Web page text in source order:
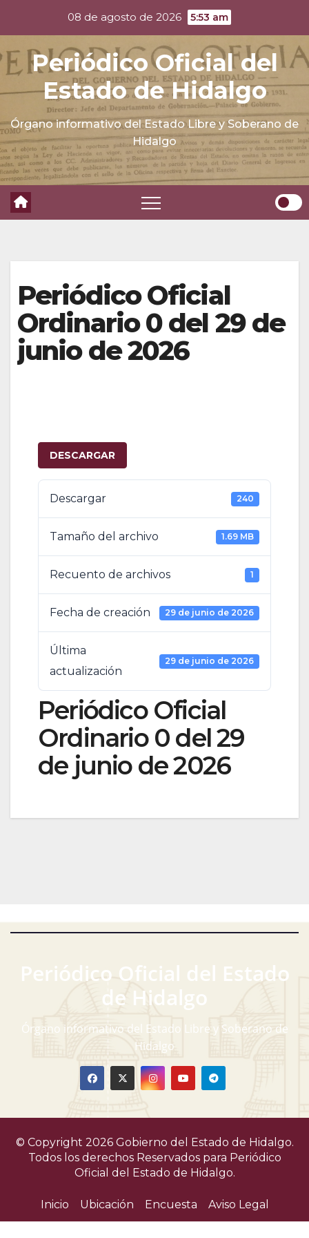
content
08 de agosto de 2026 5:53 am
Periódico Oficial del
Estado de Hidalgo
Órgano informativo del Estado Libre y Soberano de
Hidalgo
Periódico Oficial
Ordinario 0 del 29 de
junio de 2026
DESCARGAR
Descargar 240
Tamaño del archivo 1.69 MB
Recuento de archivos 1
Fecha de creación 29 de junio de 2026
Última
actualización
29 de junio de 2026
Periódico Oficial
Ordinario 0 del 29
de junio de 2026
Periódico Oficial del Estado
de Hidalgo
Órgano informativo del Estado Libre y Soberano de
Hidalgo
© Copyright 2026 Gobierno del Estado de Hidalgo.
Todos los derechos Reservados para Periódico
Oficial del Estado de Hidalgo.
Inicio Ubicación Encuesta Aviso Legal